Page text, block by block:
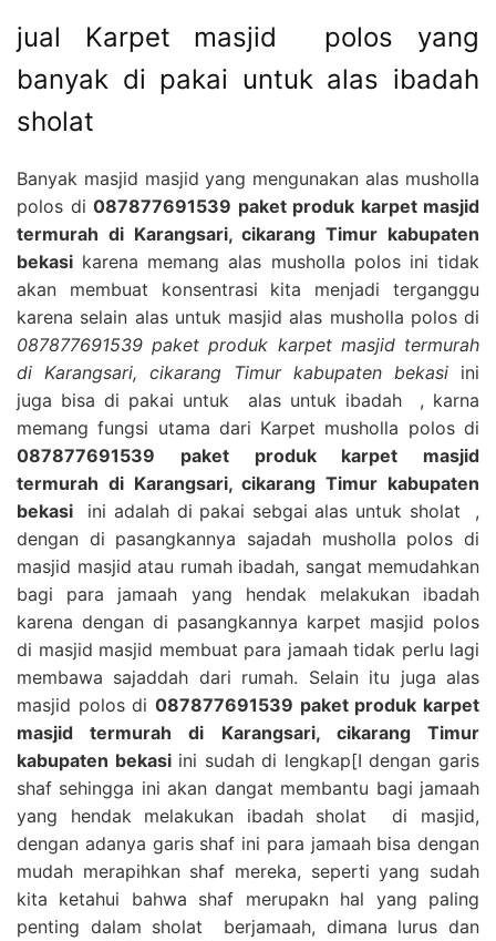
jual Karpet masjid polos yang
banyak di pakai untuk alas ibadah
sholat
Banyak masjid masjid yang mengunakan alas musholla
polos di 087877691539 paket produk karpet masjid
termurah di Karangsari, cikarang Timur kabupaten
bekasi karena memang alas musholla polos ini tidak
akan membuat konsentrasi kita menjadi terganggu
karena selain alas untuk masjid alas musholla polos di
087877691539 paket produk karpet masjid termurah
di Karangsari, cikarang Timur kabupaten bekasi ini
juga bisa di pakai untuk alas untuk ibadah , karna
memang fungsi utama dari Karpet musholla polos di
087877691539 paket produk karpet masjid
termurah di Karangsari, cikarang Timur kabupaten
bekasi ini adalah di pakai sebgai alas untuk sholat ,
dengan di pasangkannya sajadah musholla polos di
masjid masjid atau rumah ibadah, sangat memudahkan
bagi para jamaah yang hendak melakukan ibadah
karena dengan di pasangkannya karpet masjid polos
di masjid masjid membuat para jamaah tidak perlu lagi
membawa sajaddah dari rumah. Selain itu juga alas
masjid polos di 087877691539 paket produk karpet
masjid termurah di Karangsari, cikarang Timur
kabupaten bekasiini sudah di lengkap[I dengan garis
shaf sehingga ini akan dangat membantu bagi jamaah
yang hendak melakukan ibadah sholat di masjid,
dengan adanya garis shaf ini para jamaah bisa dengan
mudah merapihkan shaf mereka, seperti yang sudah
kita ketahui bahwa shaf merupakn hal yang paling
penting dalam sholat berjamaah, dimana lurus dan